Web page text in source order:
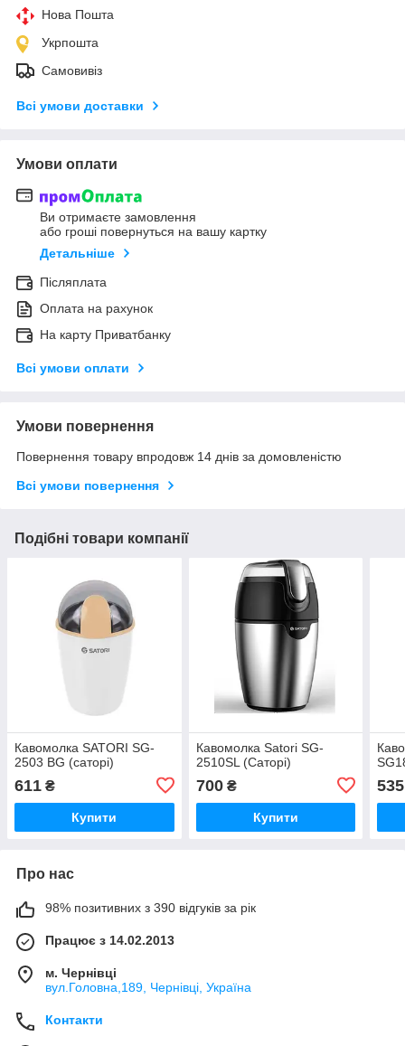
Нова Пошта
Укрпошта
Самовивіз
Всі умови доставки
Умови оплати
Ви отримаєте замовлення
або гроші повернуться на вашу картку
Детальніше
Післяплата
Оплата на рахунок
На карту Приватбанку
Всі умови оплати
Умови повернення
Повернення товару впродовж 14 днів за домовленістю
Всі умови повернення
Подібні товари компанії
Кавомолка SATORI SG-
2503 BG (саторі)
611 ₴
Купити
Кавомолка Satori SG-
2510SL (Саторі)
700₴
Купити
535
Про нас
98% позитивних з 390 відгуків за рік
Працює з 14.02.2013
м. Чернівці
вул.Головна,189, Чернівці, Україна
Контакти